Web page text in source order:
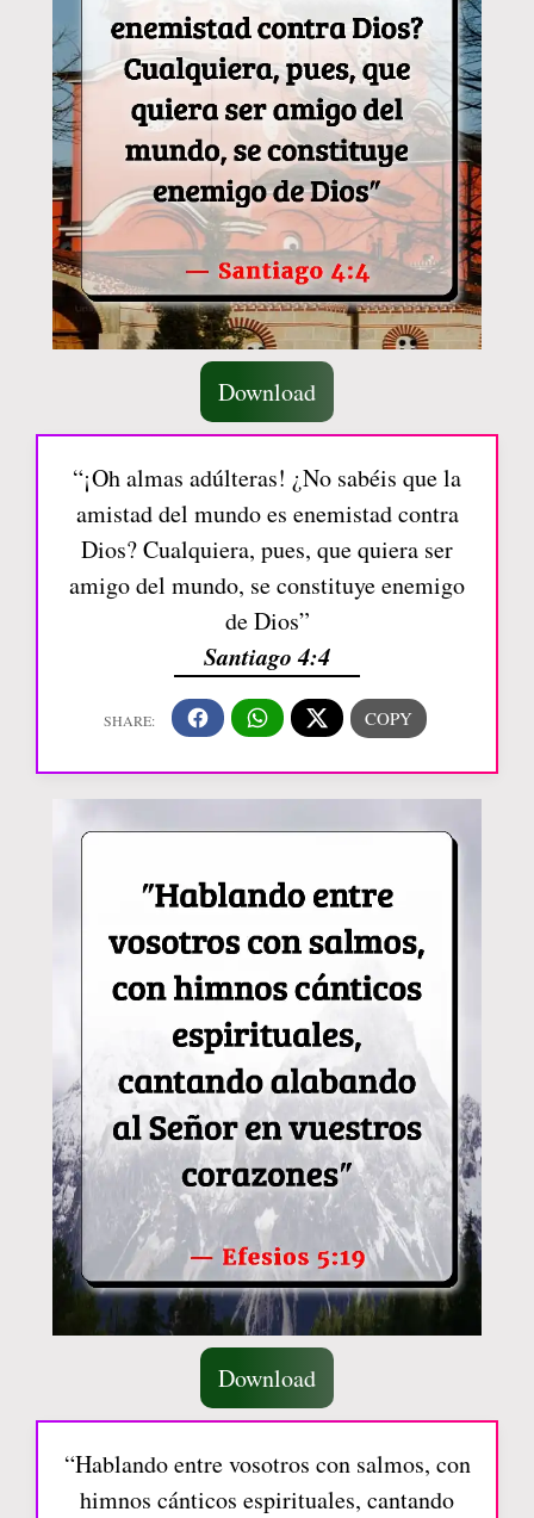
Download
“¡Oh almas adúlteras! ¿No sabéis que la
amistad del mundo es enemistad contra
Dios? Cualquiera, pues, que quiera ser
amigo del mundo, se constituye enemigo
de Dios”
Santiago 4:4
Download
“Hablando entre vosotros con salmos, con
himnos cánticos espirituales, cantando